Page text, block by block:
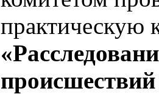
практическую